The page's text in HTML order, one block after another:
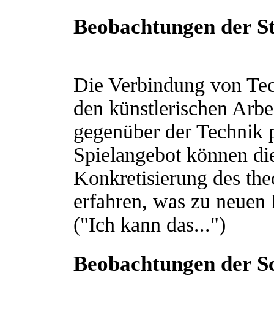
Beobachtungen der
Die Verbindung von
den künstlerischen
gegenüber der Technik
Spielangebot können
Konkretisierung des
erfahren, was zu
("Ich kann das...")
Beobachtungen der